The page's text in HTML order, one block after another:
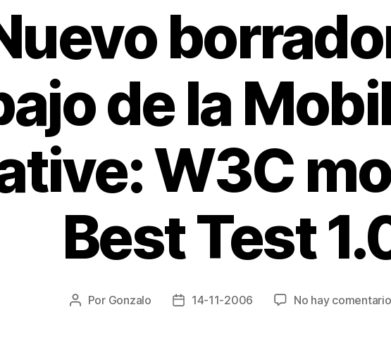
de la
W3C
Best Test
Autor
Por Gonzalo
Fecha14-11-2006 No hay